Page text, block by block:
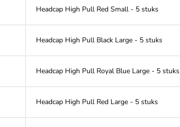
Headcap High Pull Red Small - 5 stuks
Headcap High Pull Black Large - 5 stuks
Headcap High Pull Royal Blue Large - 5 stuks
Headcap High Pull Red Large - 5 stuks